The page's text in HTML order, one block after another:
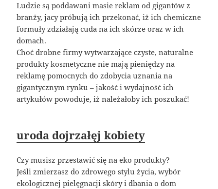
Ludzie są poddawani masie reklam od gigantów z
branży, jacy próbują ich przekonać, iż ich chemiczne
formuły zdziałają cuda na ich skórze oraz w ich
domach.
Choć drobne firmy wytwarzające czyste, naturalne
produkty kosmetyczne nie mają pieniędzy na
reklamę pomocnych do zdobycia uznania na
gigantycznym rynku – jakość i wydajność ich
artykułów powoduje, iż należałoby ich poszukać!
uroda dojrzałęj kobiety
Czy musisz przestawić się na eko produkty?
Jeśli zmierzasz do zdrowego stylu życia, wybór
ekologicznej pielęgnacji skóry i dbania o dom